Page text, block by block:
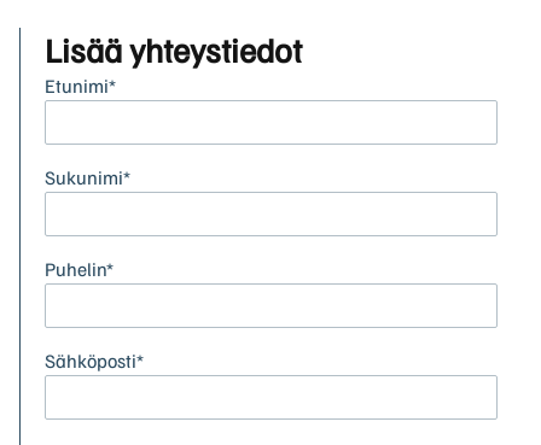
Lisää yhteystiedot
Etunimi*
Sukunimi*
Puhelin*
Sähköposti*